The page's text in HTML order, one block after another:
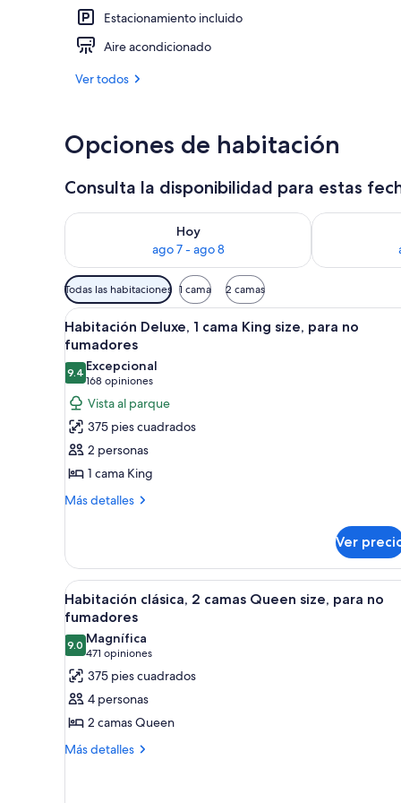
Estacionamiento incluido
Aire acondicionado
Ver todos
Opciones de habitación
Consulta la disponibilidad para estas
Hoy
ago 7 - ago 8
Consulta la disponibilidad para hoy ago 7 - ago 8
Consulta la
Filtros
disponibles
para
las
habitaciones
Todas las habitaciones 1 cama 2 camas
Abrir
todas
las
fotos
de
Habitación
Deluxe,
1
cama
King
no
fumadores
Una habitación de hotel con
6
Habitación Deluxe, 1 cama King size, para no
fumadores
9.49.4 de 10
Excepcional
168 opiniones
(168
opiniones)
Vista al parque
375 pies cuadrados
2 personas
1 cama King
Más detalles
Más
Deluxe,
cama
King
para
no
fumadores
Ver
Abrir
todas
las
fotos
de
Habitación
clásica,
2
camas
Habitación de hotel con dos
4
Habitación clásica, 2 camas Queen size, para no
fumadores
9.09.0 de 10
Magnífica
471 opiniones
(471
opiniones)
375 pies cuadrados
4 personas
2 camas Queen
Más detalles
Más